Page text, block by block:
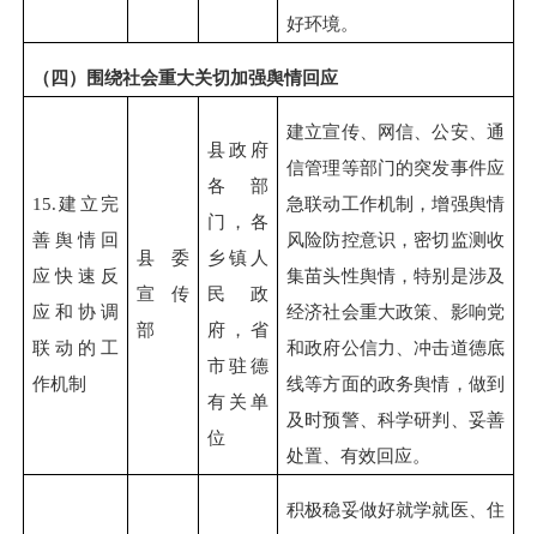
好环境。
（四）围绕社会重大关切加强舆情回应
15.建立完
善舆情回
应快速反
应和协调
联动的工
作机制
县委
宣传
部
县政府
各部
门，各
乡镇人
民政
府，省
市驻德
有关单
位
建立宣传、网信、公安、通
信管理等部门的突发事件应
急联动工作机制，增强舆情
风险防控意识，密切监测收
集苗头性舆情，特别是涉及
经济社会重大政策、影响党
和政府公信力、冲击道德底
线等方面的政务舆情，做到
及时预警、科学研判、妥善
处置、有效回应。
积极稳妥做好就学就医、住